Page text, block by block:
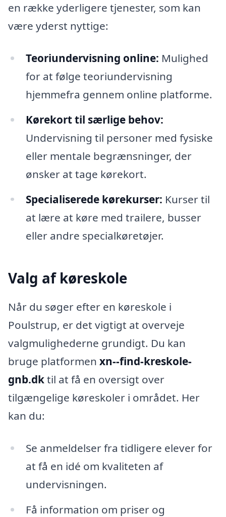
en række yderligere tjenester, som kan
være yderst nyttige:
Teoriundervisning online: Mulighed
for at følge teoriundervisning
hjemmefra gennem online platforme.
Kørekort til særlige behov:
Undervisning til personer med fysiske
eller mentale begrænsninger, der
ønsker at tage kørekort.
Specialiserede kørekurser: Kurser til
at lære at køre med trailere, busser
eller andre specialkøretøjer.
Valg af køreskole
Når du søger efter en køreskole i
Poulstrup, er det vigtigt at overveje
valgmulighederne grundigt. Du kan
bruge platformen xn--find-kreskole-
gnb.dktil at få en oversigt over
tilgængelige køreskoler i området. Her
kan du:
Se anmeldelser fra tidligere elever for
at få en idé om kvaliteten af
undervisningen.
Få information om priser og